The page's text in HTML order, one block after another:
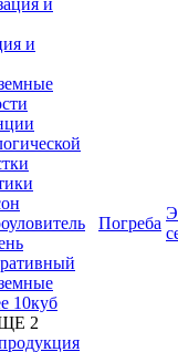
и
10куб
2
Погреба